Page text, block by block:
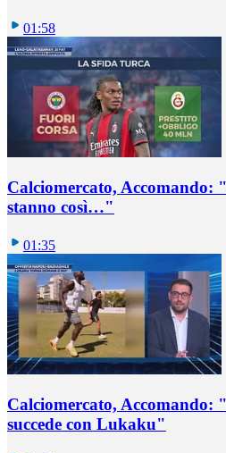
01:58
Calciomercato, Accomando:
stanno così…"
01:35
Calciomercato, Accomando:
succede con Lukaku"